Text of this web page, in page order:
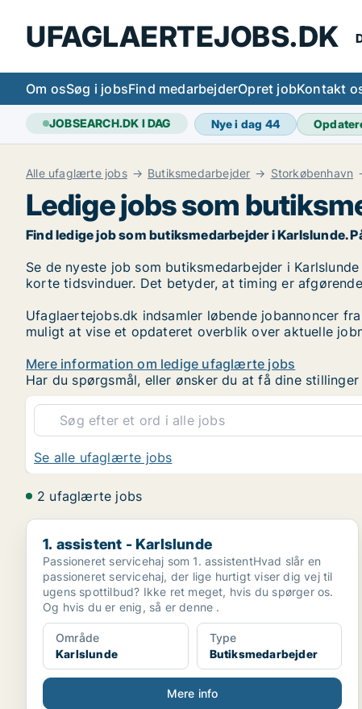
UFAGLAERTEJOBS.DK
Om osSøg i jobsFind medarbejderOpret jobKontakt
JOBSEARCH.DK I DAG Nye i dag 44
Alle ufaglærte jobs Butiksmedarbejder Storkøbenhavn
Ledige jobs som
Find ledige job som butiksmedarbejder i Karlslunde.
Se de nyeste job som butiksmedarbejder i
korte tidsvinduer. Det betyder, at timing er
Ufaglaertejobs.dk indsamler løbende jobannoncer
muligt at vise et opdateret overblik over aktuelle
Mere information om ledige ufaglærte jobs
Har du spørgsmål, eller ønsker du at få dine
Se alle ufaglærte jobs
2 ufaglærte jobs
1. assistent - Karlslunde
1. assistent - Karlslunde
Passioneret servicehaj som 1. assistentHvad slår en
passioneret servicehaj, der lige hurtigt viser dig vej til
ugens spottilbud? Ikke ret meget, hvis du spørger os.
Og hvis du er enig, så er denne .
Område
Karlslunde
Type
Butiksmedarbejder
Mere info